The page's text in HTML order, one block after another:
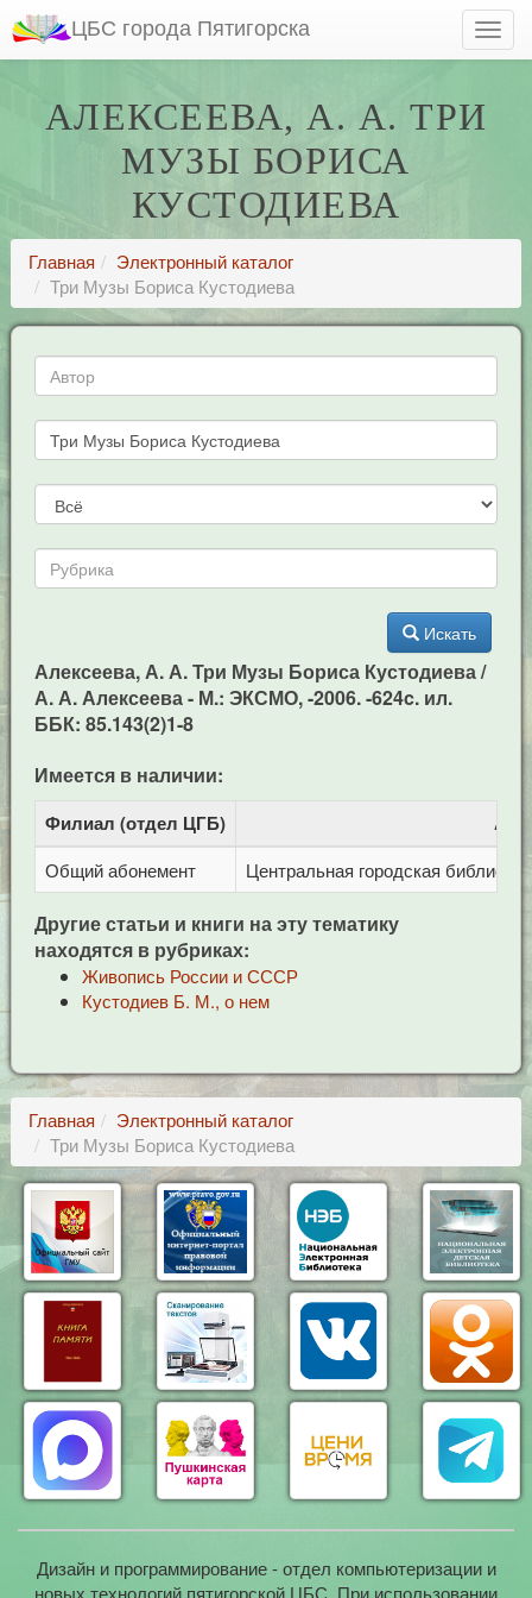
ЦБС города Пятигорска
АЛЕКСЕЕВА, А. А. ТРИ
МУЗЫ БОРИСА
КУСТОДИЕВА
Главная
Электронный каталог
Три Музы Бориса Кустодиева
Искать
Алексеева, А. А. Три Музы Бориса Кустодиева /
А. А. Алексеева - М.: ЭКСМО, -2006. -624c. ил.
ББК: 85.143(2)1-8
Имеется в наличии:
Филиал (отдел ЦГБ)
Общий абонемент Центральная городская
Другие статьи и книги на эту тематику
находятся в рубриках:
Живопись России и СССР
Кустодиев Б. М., о нем
Главная
Электронный каталог
Три Музы Бориса Кустодиева
Дизайн и программирование - отдел компьютеризации и